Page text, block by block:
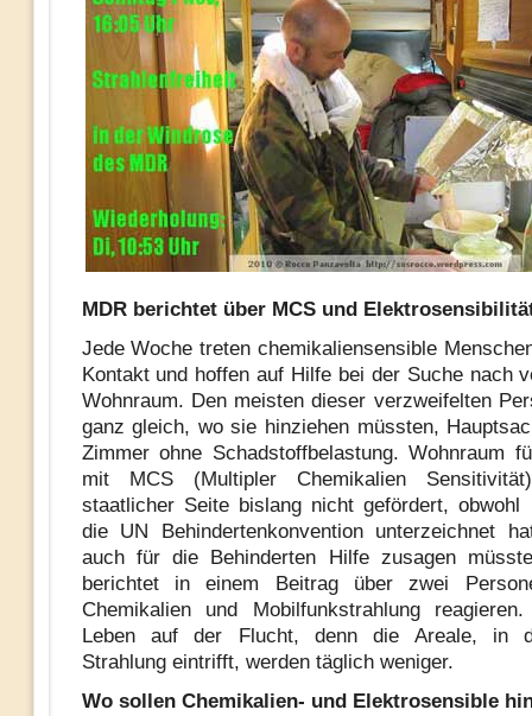
MDR berichtet über MCS und
Jede Woche treten chemikaliensensible
Kontakt und hoffen auf Hilfe bei der Suche nach
Wohnraum. Den meisten dieser verzweifelten
ganz gleich, wo sie hinziehen müssten,
Zimmer ohne Schadstoffbelastung. Wohnraum
mit MCS (Multipler Chemikalien
staatlicher Seite bislang nicht gefördert, obwohl
die UN Behindertenkonvention unterzeichnet
auch für die Behinderten Hilfe zusagen
berichtet in einem Beitrag über zwei
Chemikalien und Mobilfunkstrahlung
Leben auf der Flucht, denn die Areale, in
Strahlung eintrifft, werden täglich weniger.
Wo sollen Chemikalien- und Elektrosensible